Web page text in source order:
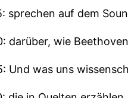
sprechen auf dem
darüber, wie
Und was uns